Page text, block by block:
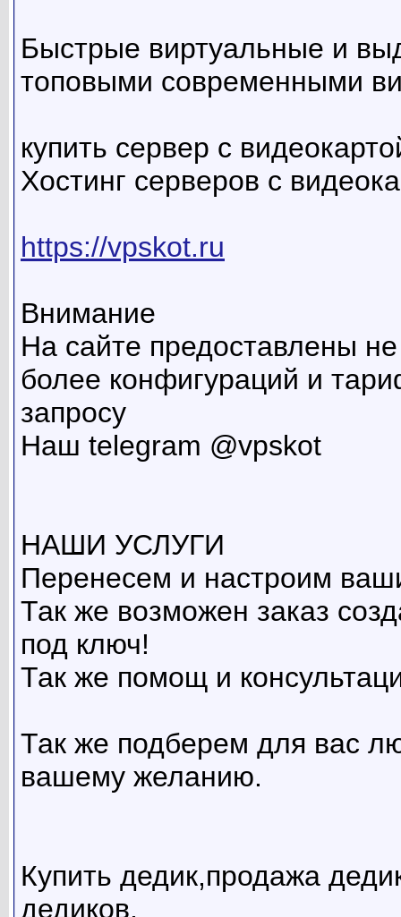
Быстрые виртуальные и
топовыми современными
купить сервер с
Хостинг серверов с
https://vpskot.ru
Внимание
На сайте предоставлены
более конфигураций и
запросу
Наш telegram @vpskot
НАШИ УСЛУГИ
Перенесем и настроим
Так же возможен заказ
под ключ!
Так же помощ и
Так же подберем для вас
вашему желанию.
Купить дедик,продажа
дедиков,